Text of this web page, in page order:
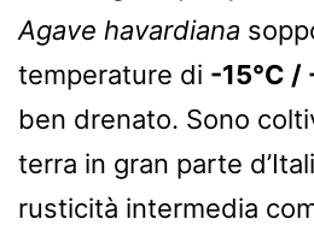
Agave havardiana
temperature di -15°C /
ben drenato. Sono
terra in gran parte
rusticità intermedia